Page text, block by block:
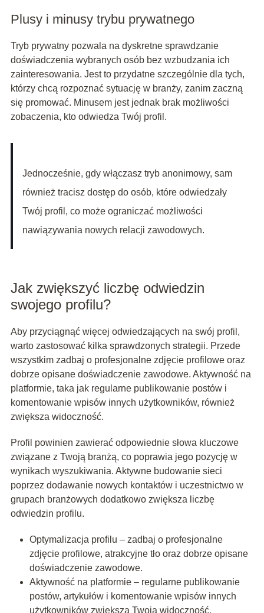
Plusy i minusy trybu prywatnego
Tryb prywatny pozwala na dyskretne sprawdzanie
doświadczenia wybranych osób bez wzbudzania ich
zainteresowania. Jest to przydatne szczególnie dla tych,
którzy chcą rozpoznać sytuację w branży, zanim zaczną
się promować. Minusem jest jednak brak możliwości
zobaczenia, kto odwiedza Twój profil.
Jednocześnie, gdy włączasz tryb anonimowy, sam
również tracisz dostęp do osób, które odwiedzały
Twój profil, co może ograniczać możliwości
nawiązywania nowych relacji zawodowych.
Jak zwiększyć liczbę odwiedzin
swojego profilu?
Aby przyciągnąć więcej odwiedzających na swój profil,
warto zastosować kilka sprawdzonych strategii. Przede
wszystkim zadbaj o profesjonalne zdjęcie profilowe oraz
dobrze opisane doświadczenie zawodowe. Aktywność na
platformie, taka jak regularne publikowanie postów i
komentowanie wpisów innych użytkowników, również
zwiększa widoczność.
Profil powinien zawierać odpowiednie słowa kluczowe
związane z Twoją branżą, co poprawia jego pozycję w
wynikach wyszukiwania. Aktywne budowanie sieci
poprzez dodawanie nowych kontaktów i uczestnictwo w
grupach branżowych dodatkowo zwiększa liczbę
odwiedzin profilu.
Optymalizacja profilu – zadbaj o profesjonalne
zdjęcie profilowe, atrakcyjne tło oraz dobrze opisane
doświadczenie zawodowe.
Aktywność na platformie – regularne publikowanie
postów, artykułów i komentowanie wpisów innych
użytkowników zwiększa Twoją widoczność.